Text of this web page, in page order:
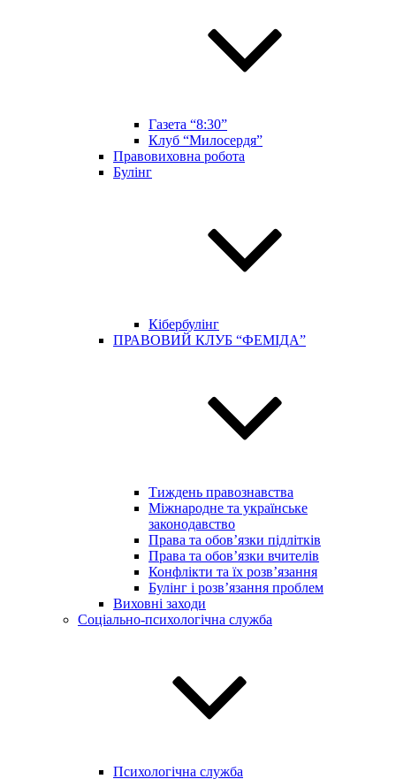
Газета “8:30”
Клуб “Милосердя”
Правовиховна робота
Булінг
Кібербулінг
ПРАВОВИЙ КЛУБ “ФЕМІДА”
Тиждень правознавства
Міжнародне та українське
законодавство
Права та обов’язки підлітків
Права та обов’язки вчителів
Конфлікти та їх розв’язання
Булінг і розв’язання проблем
Виховні заходи
Соціально-психологічна служба
Психологічна служба